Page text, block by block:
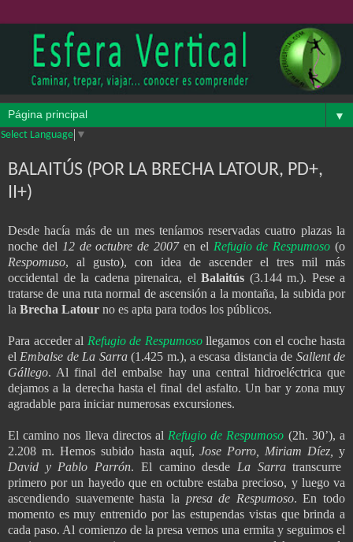
▼
Select Language ▼
BALAITÚS (POR LA BRECHA LATOUR, PD+,
II+)
Desde hacía más de un mes teníamos reservadas cuatro plazas la
noche del 12 de octubre de 2007en el Refugio de Respumoso (o
Respomuso, al gusto), con idea de ascender el tres mil más
occidental de la cadena pirenaica, el Balaitús (3.144 m.). Pese a
tratarse de una ruta normal de ascensión a la montaña, la subida por
la Brecha Latour no es apta para todos los públicos.
Para acceder al Refugio de Respumosollegamos con el coche hasta
el Embalse de La Sarra(1.425 m.), a escasa distancia de Sallent de
Gállego. Al final del embalse hay una central hidroeléctrica que
dejamos a la derecha hasta el final del asfalto. Un bar y zona muy
agradable para iniciar numerosas excursiones.
El camino nos lleva directos al Refugio de Respumoso (2h. 30’), a
2.208 m. Hemos subido hasta aquí,Jose Porro, Miriam Díez,y
David y Pablo Parrón. El camino desde La Sarratranscurre
primero por un hayedo que en octubre estaba precioso, y luego va
ascendiendo suavemente hasta la presa de Respumoso. En todo
momento es muy entrenido por las estupendas vistas que brinda a
cada paso. Al comienzo de la presa vemos una ermita y seguimos el